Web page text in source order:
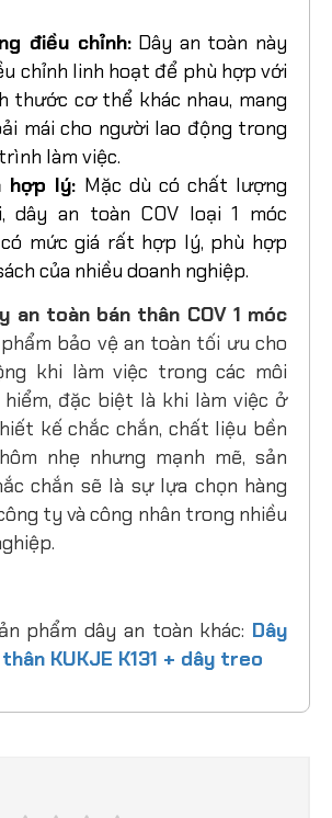
nhân làm việc thoải mái và an
điều chỉnh:Dây an toàn này
chỉnh linh hoạt để phù hợp với
thước cơ thể khác nhau, mang
mái cho người lao động trong
làm việc.
hợp lý:Mặc dù có chất lượng
dây an toàn COV loại 1 móc
mức giá rất hợp lý, phù hợp
an toàn bán thân COV 1 móc
phẩm bảo vệ an toàn tối ưu cho
khi làm việc trong các môi
đặc biệt là khi làm việc ở
kế chắc chắn, chất liệu bền
nhẹ nhưng mạnh mẽ, sản
chắn sẽ là sự lựa chọn hàng
ty và công nhân trong nhiều
phẩm dây an toàn khác:Dây